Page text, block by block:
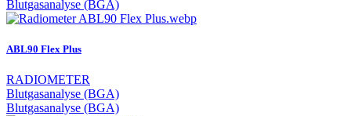
Blutgasanalyse (BGA)
ABL90 Flex Plus
RADIOMETER
Blutgasanalyse (BGA)
Blutgasanalyse (BGA)